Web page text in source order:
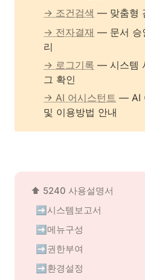
→ 조건검색 — 맞춤형
→ 전자결재 — 문서 승
리
→ 로그기록 — 시스템
그 확인
→ AI 어시스턴트 — AI
및 이용방법 안내
⬆️ 5240 사용설명서
➡️시스템보고서
➡️메뉴구성
➡️권한부여
➡️환경설정